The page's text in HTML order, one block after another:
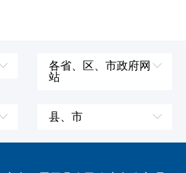
各省、区、市政府网
站
县、市
皮山县